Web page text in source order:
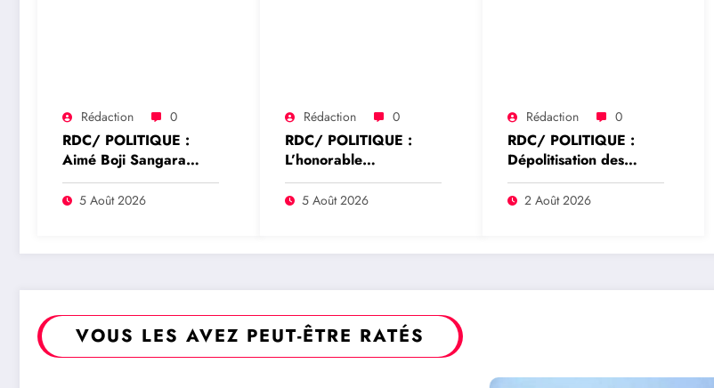
Rédaction 0
RDC/ POLITIQUE :
Aimé Boji Sangara
plaide pour un tribunal
international afin de
RDC
5 Août 2026
Rédaction 0
RDC/ POLITIQUE :
L’honorable
Namazihana Bachoke
Patrick Baka salue la
l’économie numérique
5 Août 2026
Rédaction 0
RDC/ POLITIQUE :
Dépolitisation des
Entreprises: Les
dirigeants des
concours
2 Août 2026
VOUS LES AVEZ PEUT-ÊTRE RATÉS